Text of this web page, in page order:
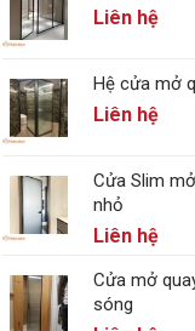
Liên hệ
Hệ cửa mở
Liên hệ
Cửa Slim
nhỏ
Liên hệ
Cửa mở
sóng